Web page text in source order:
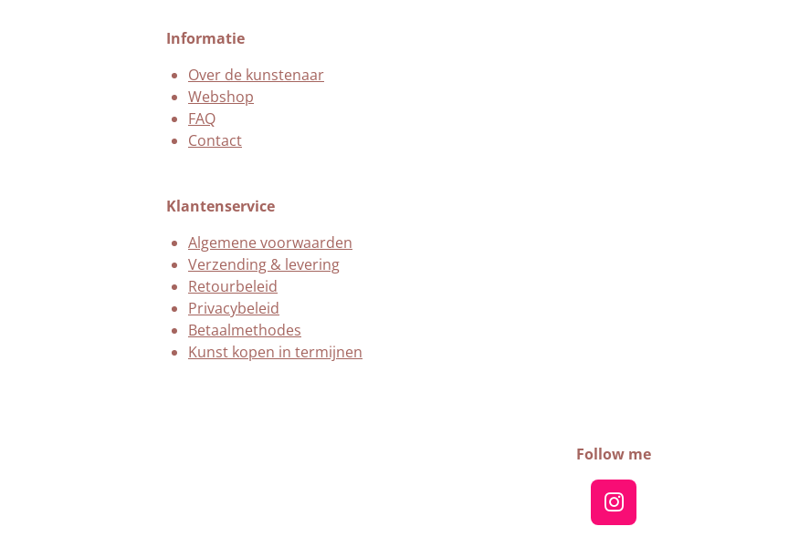
Informatie
Over de kunstenaar
Webshop
FAQ
Contact
Klantenservice
Algemene voorwaarden
Verzending & levering
Retourbeleid
Privacybeleid
Betaalmethodes
Kunst kopen in termijnen
Follow me
I
n